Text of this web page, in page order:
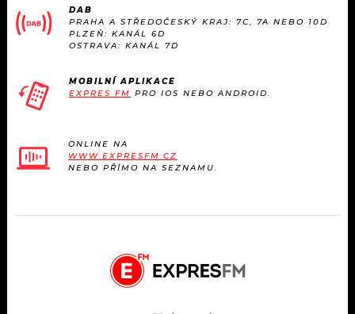
DAB
PRAHA A STŘEDOČESKÝ KRAJ: 7C, 7A NEBO 10D
PLZEŇ: KANÁL 6D
OSTRAVA: KANÁL 7D
MOBILNÍ APLIKACE
EXPRES FM PRO IOS NEBO ANDROID.
ONLINE NA
WWW.EXPRESFM.CZ
NEBO PŘÍMO NA SEZNAMU.